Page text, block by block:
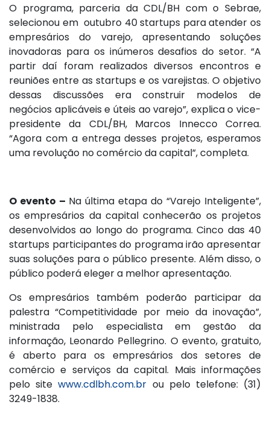
O programa, parceria da CDL/BH com o Sebrae,
selecionou em outubro 40 startups para atender os
empresários do varejo, apresentando soluções
inovadoras para os inúmeros desafios do setor. “A
partir daí foram realizados diversos encontros e
reuniões entre as startups e os varejistas. O objetivo
dessas discussões era construir modelos de
negócios aplicáveis e úteis ao varejo”, explica o vice-
presidente da CDL/BH, Marcos Innecco Correa.
“Agora com a entrega desses projetos, esperamos
uma revolução no comércio da capital”, completa.
O evento – Na última etapa do “Varejo Inteligente”,
os empresários da capital conhecerão os projetos
desenvolvidos ao longo do programa. Cinco das 40
startups participantes do programa irão apresentar
suas soluções para o público presente. Além disso, o
público poderá eleger a melhor apresentação.
Os empresários também poderão participar da
palestra “Competitividade por meio da inovação”,
ministrada pelo especialista em gestão da
informação, Leonardo Pellegrino. O evento, gratuito,
é aberto para os empresários dos setores de
comércio e serviços da capital. Mais informações
pelo sitewww.cdlbh.com.br ou pelo telefone: (31)
3249-1838.